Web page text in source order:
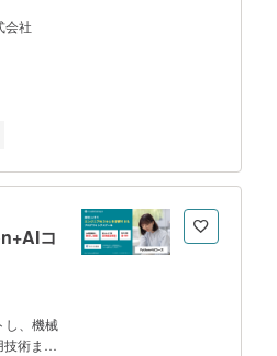
理解だ
スを実
通じ
礎
礎を
要なツ
基
習、評
しま
します。
会社
コ
し、機械
術まで